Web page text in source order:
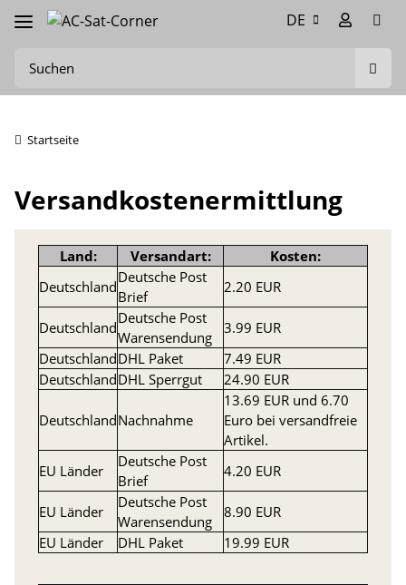
DE
Startseite
Versandkostenermittlung
Land: Versandart:
Kosten:
Deutschland
Deutsche Post
Brief
2.20 EUR
Deutschland
Deutsche Post
Warensendung
3.99 EUR
DeutschlandDHL Paket
7.49 EUR
DeutschlandDHL Sperrgut 24.90 EUR
DeutschlandNachnahme
13.69 EUR und 6.70
Euro bei versandfreie
Artikel.
EU Länder
Deutsche Post
Brief
4.20 EUR
EU Länder
Deutsche Post
Warensendung
8.90 EUR
EU Länder
DHL Paket 19.99 EUR